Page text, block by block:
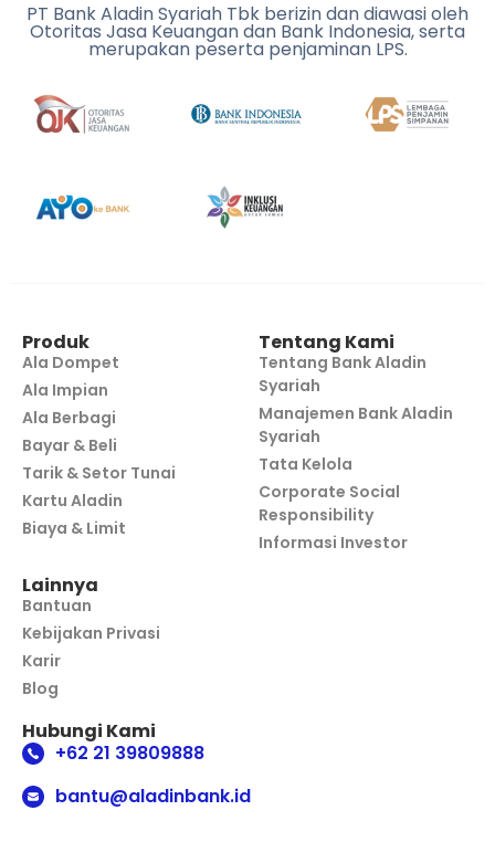
PT Bank Aladin Syariah Tbk berizin dan diawasi oleh
Otoritas Jasa Keuangan dan Bank Indonesia, serta
merupakan peserta penjaminan LPS.
Produk
Ala Dompet
Ala Impian
Ala Berbagi
Bayar & Beli
Tarik & Setor Tunai
Kartu Aladin
Biaya & Limit
Tentang Kami
Tentang Bank Aladin
Syariah
Manajemen Bank Aladin
Syariah
Tata Kelola
Corporate Social
Responsibility
Informasi Investor
Lainnya
Bantuan
Kebijakan Privasi
Karir
Blog
Hubungi Kami
+62 21 39809888
bantu@aladinbank.id